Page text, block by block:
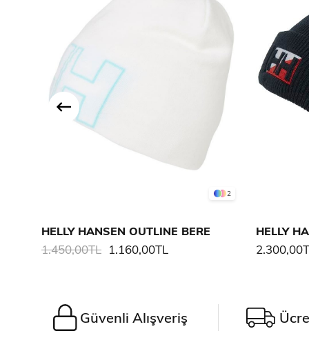
2
HELLY HANSEN OUTLINE BERE
1.160,00TL
1.450,00TL
HELLY
Güvenli Alışveriş